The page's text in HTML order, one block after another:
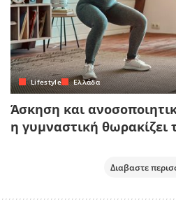
Lifestyle Ελλάδα
Άσκηση και
η γυμναστική θωρακίζει
Διαβαστε